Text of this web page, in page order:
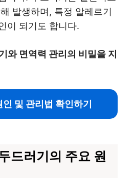
발생하며, 특정 알레르기
이 되기도 합니다.
와 면역력 관리의 비밀을 지
및 관리법 확인하기
드러기의 주요 원